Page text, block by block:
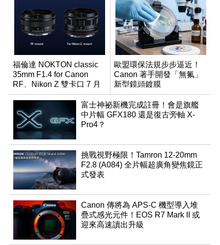
福倫達 NOKTON classic
35mm F1.4 for Canon
RF、Nikon Z 雙卡口 7 月
同步登台
歐盟環保法規步步逼近！
Canon 著手開發「無氟」
新型鏡頭鍍膜
富士神祕新機完成註冊！會是旗艦
中片幅 GFX180 還是復古旁軸 X-
Pro4？
挑戰視野極限！Tamron 12-20mm
F2.8 (A084) 全片幅超廣角變焦鏡正
式發表
Canon 傳將為 APS-C 機型導入堆
疊式感光元件！EOS R7 Mark II 或
迎來高速讀出升級